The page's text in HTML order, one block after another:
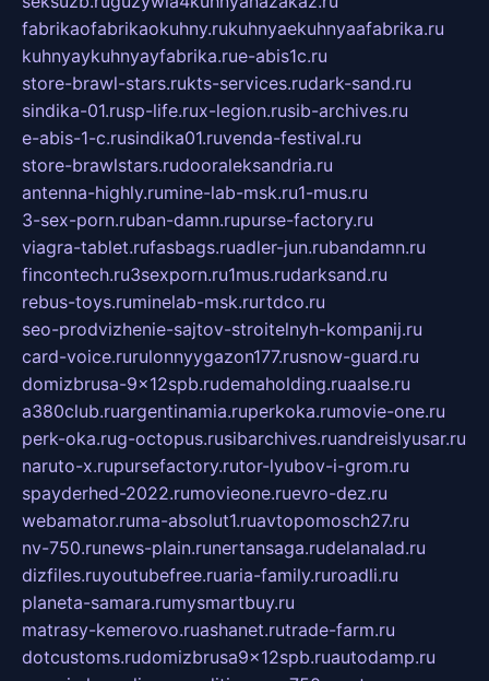
fabrikaofabrikaokuhny.rukuhnyaekuhnyaafabrika.ru
kuhnyaykuhnyayfabrika.rue-abis1c.ru
store-brawl-stars.rukts-services.rudark-sand.ru
sindika-01.rusp-life.rux-legion.rusib-archives.ru
e-abis-1-c.rusindika01.ruvenda-festival.ru
store-brawlstars.rudooraleksandria.ru
antenna-highly.rumine-lab-msk.ru1-mus.ru
3-sex-porn.ruban-damn.rupurse-factory.ru
viagra-tablet.rufasbags.ruadler-jun.rubandamn.ru
fincontech.ru3sexporn.ru1mus.rudarksand.ru
rebus-toys.ruminelab-msk.rurtdco.ru
seo-prodvizhenie-sajtov-stroitelnyh-kompanij.ru
card-voice.rurulonnyygazon177.rusnow-guard.ru
domizbrusa-9x12spb.rudemaholding.ruaalse.ru
a380club.ruargentinamia.ruperkoka.rumovie-one.ru
perk-oka.rug-octopus.rusibarchives.ruandreislyusar.ru
naruto-x.rupursefactory.rutor-lyubov-i-grom.ru
spayderhed-2022.rumovieone.ruevro-dez.ru
webamator.ruma-absolut1.ruavtopomosch27.ru
nv-750.runews-plain.runertansaga.rudelanalad.ru
dizfiles.ruyoutubefree.ruaria-family.ruroadli.ru
planeta-samara.rumysmartbuy.ru
matrasy-kemerovo.ruashanet.rutrade-farm.ru
dotcustoms.rudomizbrusa9x12spb.ruautodamp.ru